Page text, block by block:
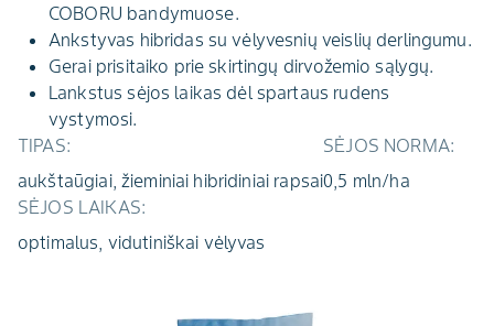
COBORU bandymuose.
Ankstyvas hibridas su vėlyvesnių veislių derlingumu.
Gerai prisitaiko prie skirtingų dirvožemio sąlygų.
Lankstus sėjos laikas dėl spartaus rudens
vystymosi.
TIPAS:
aukštaūgiai, žieminiai hibridiniai rapsai
SĖJOS NORMA:
0,5 mln/ha
SĖJOS LAIKAS:
optimalus, vidutiniškai vėlyvas